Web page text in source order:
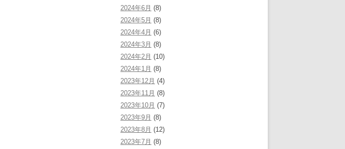
2024年6月 (8)
2024年5月 (8)
2024年4月 (6)
2024年3月 (8)
2024年2月 (10)
2024年1月 (8)
2023年12月 (4)
2023年11月 (8)
2023年10月 (7)
2023年9月 (8)
2023年8月 (12)
2023年7月 (8)